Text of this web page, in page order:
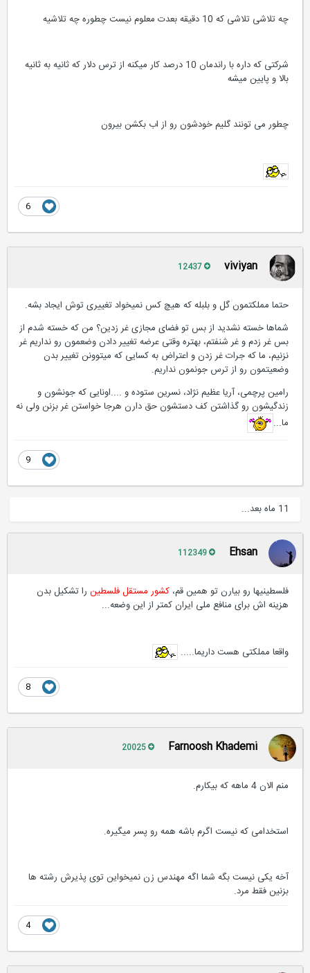
چه تلاشی تلاشی که 10 دقیقه بعدت معلوم نیست چطوره چه تلاشیه
شرکتی که داره با راندمان 10 درصد کار میکنه از ترس دلار که ثانیه به ثانیه
بالا و پایین میشه
چطور می تونند گلیم خودشون رو از اب بکشن بیرون
viviyan
حتما مملکتمون گل و بلبله که هیچ کس نمیخواد تغییری توش ایجاد بشه.
شماها خسته نشدید از بس تو فضای مجازی غر زدین؟ من که خسته شدم از
بس غر زدم و غر شنفتم، بهتره وقتی عرضه تغییر دادن وضعمون رو نداریم غر
نزنیم، ما که جرات غر زدن و اعتراض به کسایی که میتوونن تغییر بدن
وضعیتمون رو از ترس جونمون نداریم.
رامین پرچمی، آریا عظیم نژاد، نسرین ستوده و ....اونایی که جونشون و
زندگیشون رو گذاشتن کف دستشون حق دارن هرجا خواستن غر بزنن ولی نه
ما...
Ehsan
فلسطینیها رو بیارن تو همین قم،کشور مستقل فلسطینرا تشکیل بدن
هزینه اش برای منافع ملی ایران کمتر از این وضعه...
واقعا مملکتی هست داریما.....
Farnoosh Khademi
منم الان 4 ماهه که بیکارم.
استخدامی که نیست اگرم باشه همه رو پسر میگیره.
آخه یکی نیست بگه شما اگه مهندس زن نمیخواین توی پذیرش رشته ها
بزنین فقط مرد.